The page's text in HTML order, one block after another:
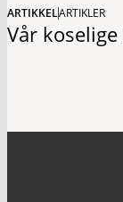
ARTIKKELARTIKLER
Vår